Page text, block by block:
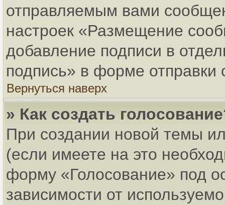
отправляемым вами
настроек «Размещение
добавление подписи в
подпись» в форме отправки
Вернуться наверх
» Как создать
При создании новой темы
(если имеете на это
форму «Голосование» под
зависимости от